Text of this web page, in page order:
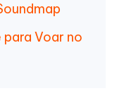
para Voar no